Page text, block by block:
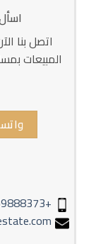
اتصل بنا
المبيعات
+201559888373